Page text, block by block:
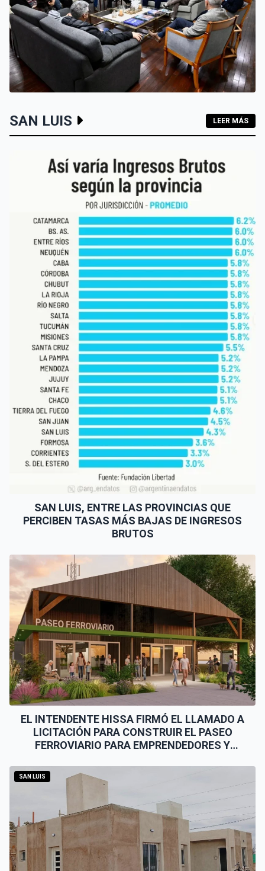
SAN LUIS QUIERE POSICIONARSE COMO SEDE DEL
TURISMO DE REUNIONES
SAN LUIS LEER MÁS
SAN LUIS, ENTRE LAS PROVINCIAS QUE
PERCIBEN TASAS MÁS BAJAS DE INGRESOS
BRUTOS
EL INTENDENTE HISSA FIRMÓ EL LLAMADO A
LICITACIÓN PARA CONSTRUIR EL PASEO
FERROVIARIO PARA EMPRENDEDORES Y
SAN LUIS